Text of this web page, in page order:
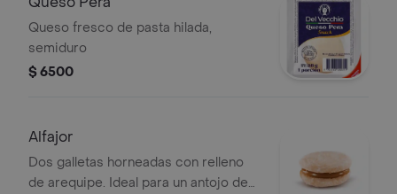
Queso fresco de pasta hilada,
semiduro
$ 6500
Alfajor
Dos galletas horneadas con relleno
de arequipe. Ideal para un antojo de